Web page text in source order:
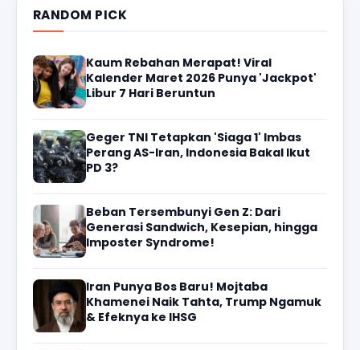
RANDOM PICK
Kaum Rebahan Merapat! Viral
Kalender Maret 2026 Punya 'Jackpot'
Libur 7 Hari Beruntun
Geger TNI Tetapkan 'Siaga 1' Imbas
Perang AS-Iran, Indonesia Bakal Ikut
PD 3?
Beban Tersembunyi Gen Z: Dari
Generasi Sandwich, Kesepian, hingga
Imposter Syndrome!
Iran Punya Bos Baru! Mojtaba
Khamenei Naik Tahta, Trump Ngamuk
& Efeknya ke IHSG